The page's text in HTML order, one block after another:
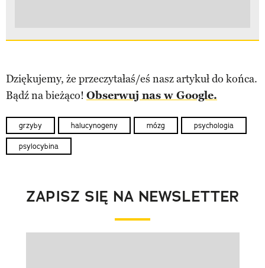
Dziękujemy, że przeczytałaś/eś nasz artykuł do końca.
Bądź na bieżąco! Obserwuj nas w Google.
grzyby halucynogeny mózg psychologia
psylocybina
ZAPISZ SIĘ NA NEWSLETTER